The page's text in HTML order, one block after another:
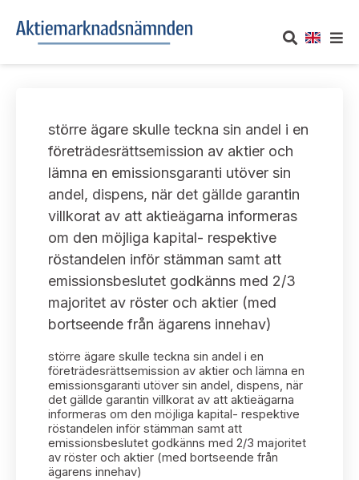
Om oss
Vårt uppdrag
Informationsgivning
Arbetssätt och jävsfrågor
Stadgar
Ledamöter
Huvudmän
Verksamhetsberättelser
UTTALANDEN
Om nämndens uttalanden
Framställningar och konsultation
Uttalanden sorterade efter publiceringsdatum
Samtliga uttalanden sorterade årsvis
Sök uttalanden
Avgifter
Prenumerera
TAKEOVER-REGLER
Takeover-regler för reglerade marknader och vissa
handelsplattformar
AKTUELLT
Nyheter och pressmeddelanden
Prenumerera
Bildarkiv
KONTAKT
Kontakt angående ansökningar och uttalanden
Kontakt administrativa ärenden
större ägare skulle teckna sin andel i en
företrädesrättsemission av aktier och
lämna en emissionsgaranti utöver sin
andel, dispens, när det gällde garantin
villkorat av att aktieägarna informeras
om den möjliga kapital- respektive
röstandelen inför stämman samt att
emissionsbeslutet godkänns med 2/3
majoritet av röster och aktier (med
bortseende från ägarens innehav)
större ägare skulle teckna sin andel i en
företrädesrättsemission av aktier och lämna en
emissionsgaranti utöver sin andel, dispens, när
det gällde garantin villkorat av att aktieägarna
informeras om den möjliga kapital- respektive
röstandelen inför stämman samt att
emissionsbeslutet godkänns med 2/3 majoritet
av röster och aktier (med bortseende från
ägarens innehav)